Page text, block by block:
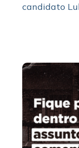
candidato